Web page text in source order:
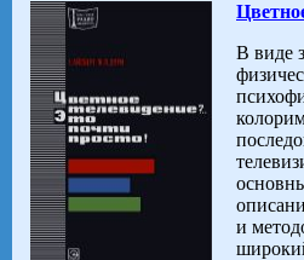
В виде
и